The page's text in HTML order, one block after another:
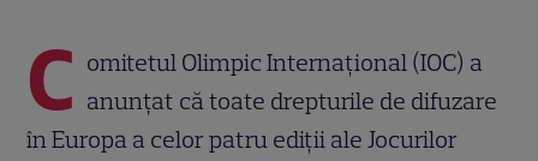
C omitetul Olimpic Internațional (IOC) a
anunțat că toate drepturile de difuzare
în Europa a celor patru ediții ale Jocurilor